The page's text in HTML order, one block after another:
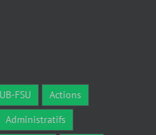
FSU
Actions
Administratifs